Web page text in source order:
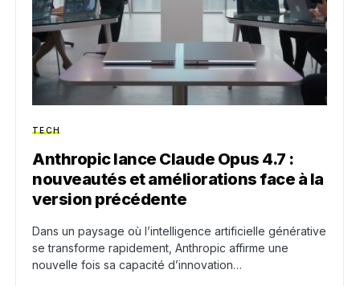
TECH
Anthropic lance Claude Opus 4.7 :
nouveautés et améliorations face à la
version précédente
Dans un paysage où l’intelligence artificielle générative
se transforme rapidement, Anthropic affirme une
nouvelle fois sa capacité d’innovation…